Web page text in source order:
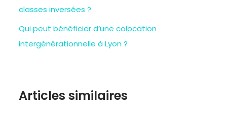
classes inversées ?
Qui peut bénéficier d’une colocation
intergénérationnelle à Lyon ?
Articles similaires